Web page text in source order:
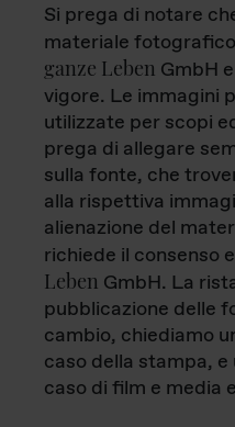
Si prega di notare
materiale
ganze Leben GmbH
vigore. Le immagini
utilizzate per scopi
prega di allegare
sulla fonte, che
alla rispettiva
alienazione del
richiede il consenso
Leben GmbH. La
pubblicazione delle
cambio, chiediamo
caso della stampa,
caso di film e media